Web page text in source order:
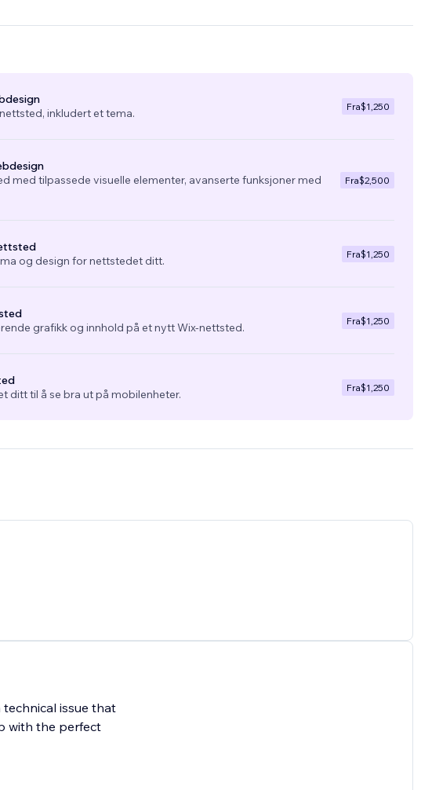
be
inkludert et tema.
Fra$1,250
med tilpassede visuelle elementer, avanserte funksjoner med
Fra$2,500
og design for nettstedet ditt.
Fra$1,250
grafikk og innhold på et nytt Wix-nettsted.
Fra$1,250
ditt til å se bra ut på mobilenheter.
Fra$1,250
issue that
with the perfect